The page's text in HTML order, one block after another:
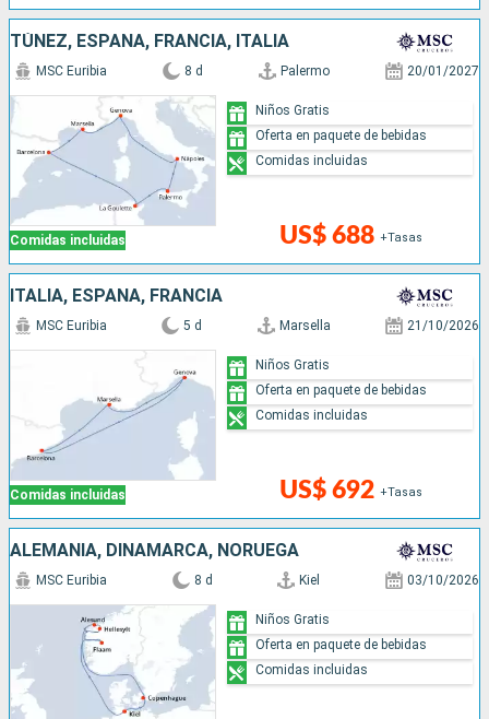
TÚNEZ, ESPAÑA, FRANCIA, ITALIA
Comidas incluidas
MSC Euribia 8 d Palermo 20/01/2027
US$ 688 +Tasas
Niños Gratis
Oferta en paquete de bebidas
Comidas incluidas
ITALIA, ESPAÑA, FRANCIA
Comidas incluidas
MSC Euribia 5 d Marsella 21/10/2026
US$ 692 +Tasas
Niños Gratis
Oferta en paquete de bebidas
Comidas incluidas
ALEMANIA, DINAMARCA, NORUEGA
MSC Euribia 8 d Kiel 03/10/2026
Niños Gratis
Oferta en paquete de bebidas
Comidas incluidas